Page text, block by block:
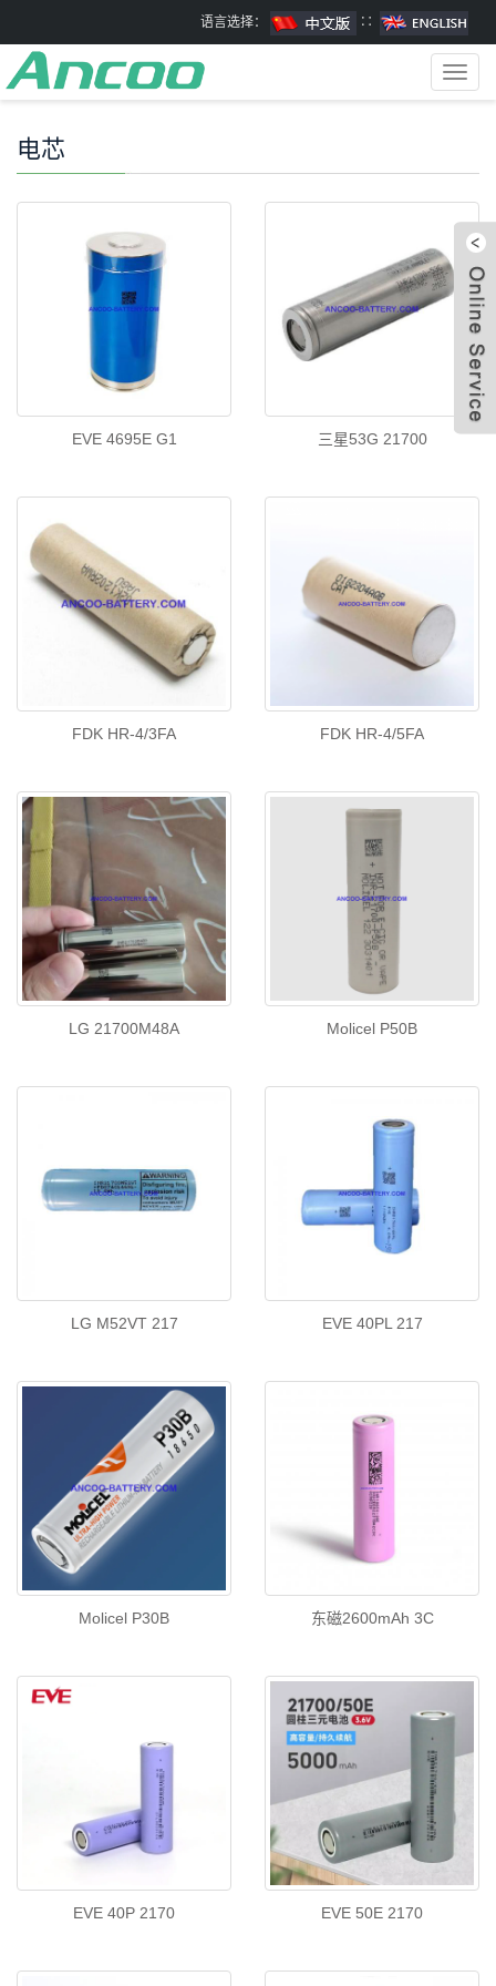
语言选择： ∷
电芯
EVE 4695E G1 三星53G 21700
FDK HR-4/3FA FDK HR-4/5FA
LG 21700M48A Molicel P50B
LG M52VT 217 EVE 40PL 217
Molicel P30B 东磁2600mAh 3C
EVE 40P 2170 EVE 50E 2170